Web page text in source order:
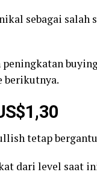
sebagai salah
berikutnya.
tetap
dari level saat